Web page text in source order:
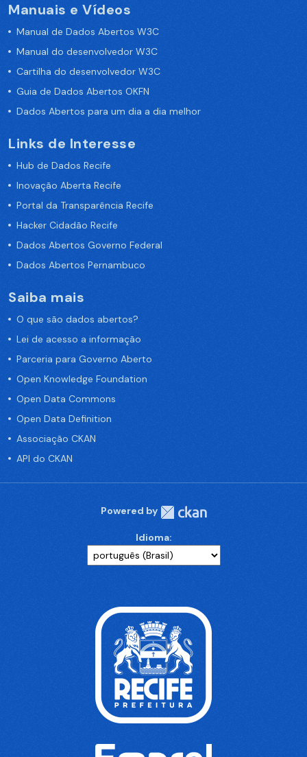
Manuais e Vídeos
Manual de Dados Abertos W3C
Manual do desenvolvedor W3C
Cartilha do desenvolvedor W3C
Guia de Dados Abertos OKFN
Dados Abertos para um dia a dia melhor
Links de Interesse
Hub de Dados Recife
Inovação Aberta Recife
Portal da Transparência Recife
Hacker Cidadão Recife
Dados Abertos Governo Federal
Dados Abertos Pernambuco
Saiba mais
O que são dados abertos?
Lei de acesso a informação
Parceria para Governo Aberto
Open Knowledge Foundation
Open Data Commons
Open Data Definition
Associação CKAN
API do CKAN
Powered by
Idioma